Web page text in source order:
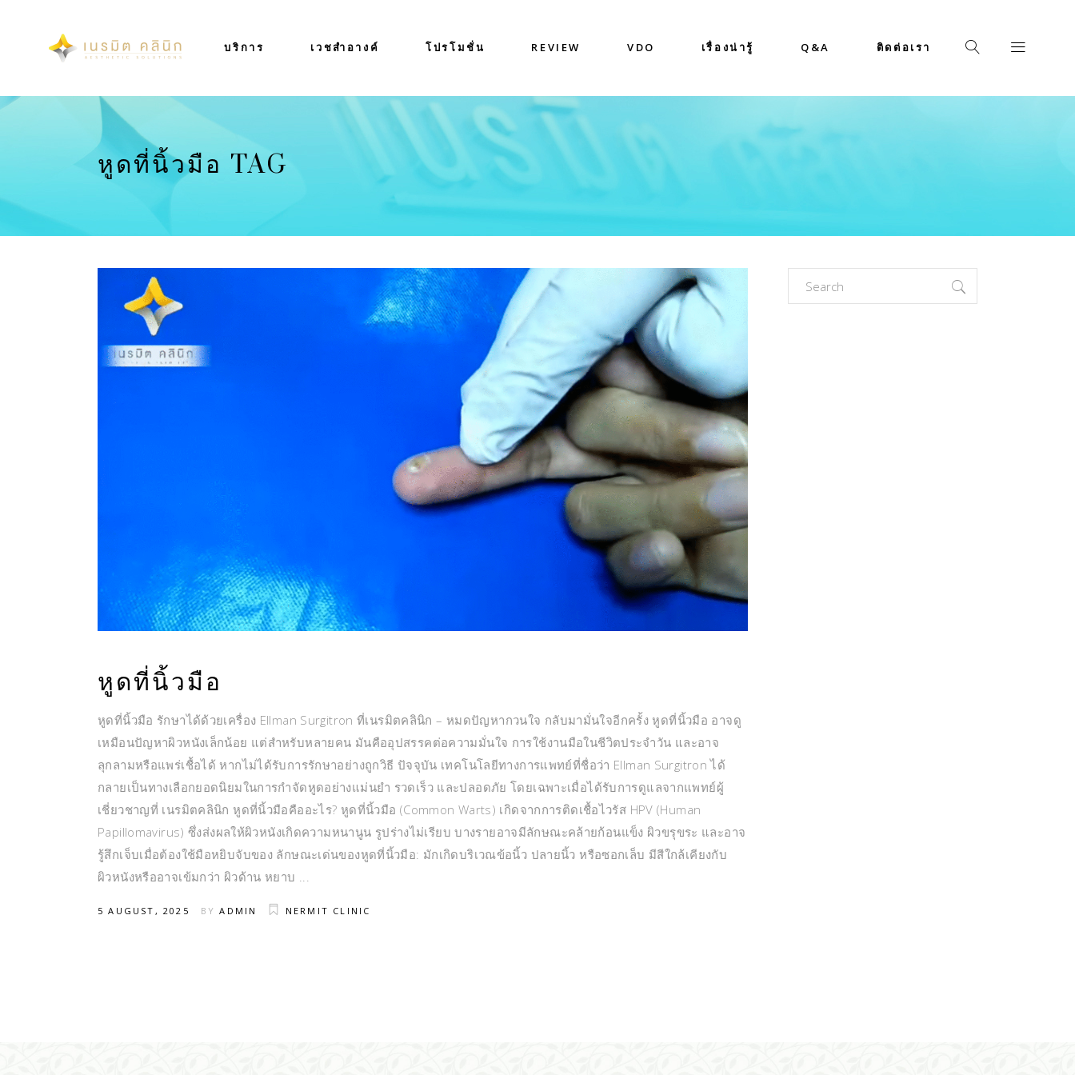
บริการ เวชสำอางค์ โปรโมชั่น REVIEW VDO เรื่องน่ารู้ Q&A ติดต่อเรา
หูดที่นิ้วมือ TAG
หูดที่นิ้วมือ
หูดที่นิ้วมือ รักษาได้ด้วยเครื่อง Ellman Surgitron ที่เนรมิตคลินิก – หมดปัญหากวนใจ กลับมามั่นใจอีกครั้ง หูดที่นิ้วมือ อาจดู
เหมือนปัญหาผิวหนังเล็กน้อย แต่สำหรับหลายคน มันคืออุปสรรคต่อความมั่นใจ การใช้งานมือในชีวิตประจำวัน และอาจ
ลุกลามหรือแพร่เชื้อได้ หากไม่ได้รับการรักษาอย่างถูกวิธี ปัจจุบัน เทคโนโลยีทางการแพทย์ที่ชื่อว่า Ellman Surgitron ได้
กลายเป็นทางเลือกยอดนิยมในการกำจัดหูดอย่างแม่นยำ รวดเร็ว และปลอดภัย โดยเฉพาะเมื่อได้รับการดูแลจากแพทย์ผู้
เชี่ยวชาญที่ เนรมิตคลินิก หูดที่นิ้วมือคืออะไร? หูดที่นิ้วมือ (Common Warts) เกิดจากการติดเชื้อไวรัส HPV (Human
Papillomavirus) ซึ่งส่งผลให้ผิวหนังเกิดความหนานูน รูปร่างไม่เรียบ บางรายอาจมีลักษณะคล้ายก้อนแข็ง ผิวขรุขระ และอาจ
รู้สึกเจ็บเมื่อต้องใช้มือหยิบจับของ ลักษณะเด่นของหูดที่นิ้วมือ: มักเกิดบริเวณข้อนิ้ว ปลายนิ้ว หรือซอกเล็บ มีสีใกล้เคียงกับ
ผิวหนังหรืออาจเข้มกว่า ผิวด้าน หยาบ
5 AUGUST, 2025 BYADMIN NERMIT CLINIC
Search
for: